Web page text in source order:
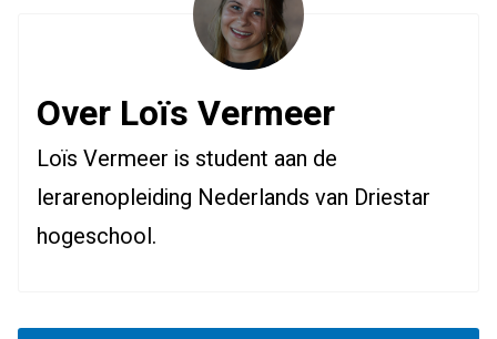
Over Loïs Vermeer
Loïs Vermeer is student aan de
lerarenopleiding Nederlands van Driestar
hogeschool.